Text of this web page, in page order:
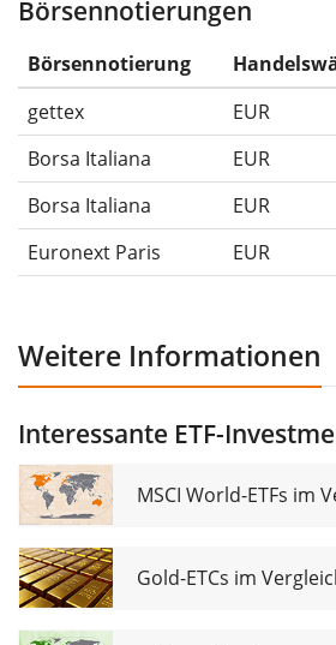
Die Wertentwicklungsangaben für
Ausschüttungen (falls vorhanden).
Börsennotierungen
Börsennotierung
gettex
EUR
Borsa Italiana
EUR
Borsa Italiana
EUR
Euronext Paris
EUR
Weitere Informationen
Interessante ETF-
MSCI World-ETFs im
Gold-ETCs im